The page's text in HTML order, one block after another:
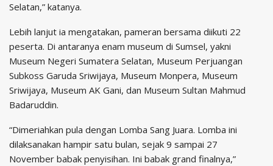
Selatan,” katanya.
Lebih lanjut ia mengatakan, pameran bersama diikuti 22
peserta. Di antaranya enam museum di Sumsel, yakni
Museum Negeri Sumatera Selatan, Museum Perjuangan
Subkoss Garuda Sriwijaya, Museum Monpera, Museum
Sriwijaya, Museum AK Gani, dan Museum Sultan Mahmud
Badaruddin.
“Dimeriahkan pula dengan Lomba Sang Juara. Lomba ini
dilaksanakan hampir satu bulan, sejak 9 sampai 27
November babak penyisihan. Ini babak grand finalnya,”